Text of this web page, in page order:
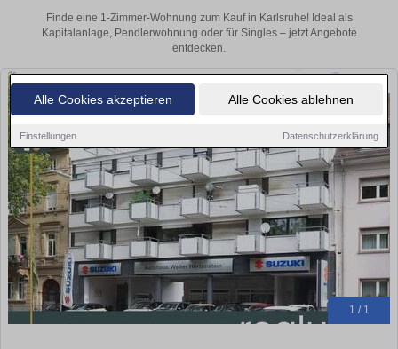
Alle Cookies akzeptieren Alle Cookies ablehnen
Einstellungen Datenschutzerklärung
Finde eine 1-Zimmer-Wohnung zum Kauf in Karlsruhe! Ideal als
Kapitalanlage, Pendlerwohnung oder für Singles – jetzt Angebote
entdecken.
1 / 1